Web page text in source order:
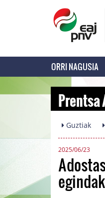
ORRI NAGUSIA
Guztiak
2025/06/23